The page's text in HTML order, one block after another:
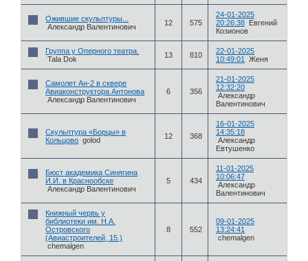
Ожившие скульптуры...
Александр Валентинович
12 575
24-01-2025
20:26:38 Евгений
Козионов
Группа у Оперного театра.
Tala Dok
13 810
22-01-2025
10:49:01
Женя
Самолет Ан-2 в сквере
Авиаконструктора Антонова
Александр Валентинович
6 356
21-01-2025
12:32:20
Александр
Валентинович
Скульптура «Борцы» в
Кольцово golod 12 368
16-01-2025
14:35:18
Александр
Евтушенко
Бюст академика Синягина
И.И. в Краснообске
Александр Валентинович
5 434
11-01-2025
10:06:47
Александр
Валентинович
Книжный червь у
библиотеки им. Н.А.
Островского
(Авиастроителей, 15.)
chemalgen
8 552
09-01-2025
13:24:41
chemalgen